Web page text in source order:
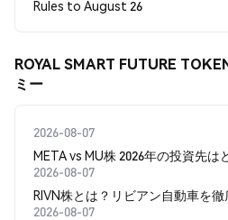
Rules to August 26
ROYAL SMART FUTURE
ミー
2026-08-07
META vs MU株 2026年の投資先は
2026-08-07
RIVN株とは？リビアン自動車を
2026-08-07